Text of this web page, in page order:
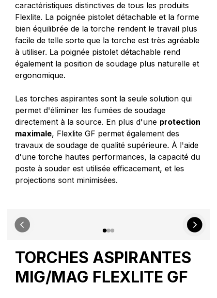
caractéristiques distinctives de tous les produits
Flexlite. La poignée pistolet détachable et la forme
bien équilibrée de la torche rendent le travail plus
facile de telle sorte que la torche est très agréable
à utiliser. La poignée pistolet détachable rend
également la position de soudage plus naturelle et
ergonomique.
Les torches aspirantes sont la seule solution qui
permet d'éliminer les fumées de soudage
directement à la source. En plus d'une protection
maximale, Flexlite GF permet également des
travaux de soudage de qualité supérieure. À l'aide
d'une torche hautes performances, la capacité du
poste à souder est utilisée efficacement, et les
projections sont minimisées.
TORCHES ASPIRANTES
MIG/MAG FLEXLITE GF